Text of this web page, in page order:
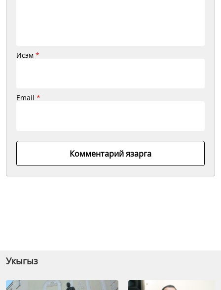
Исэм *
Email *
Комментарий язарга
Укыгыз